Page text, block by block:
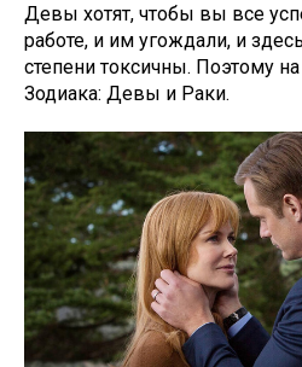
Девы хотят, чтобы вы все
работе, и им угождали, и
степени токсичны. Поэтому
Зодиака: Девы и Раки.